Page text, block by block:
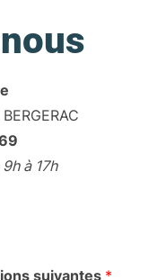
à 17h
suivantes *